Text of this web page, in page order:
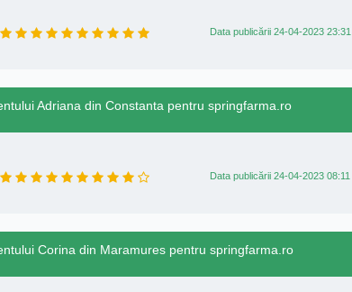
Data publicării 24-04-2023 23:31
Adriana din Constanta pentru springfarma.ro
Data publicării 24-04-2023 08:11
Corina din Maramures pentru springfarma.ro